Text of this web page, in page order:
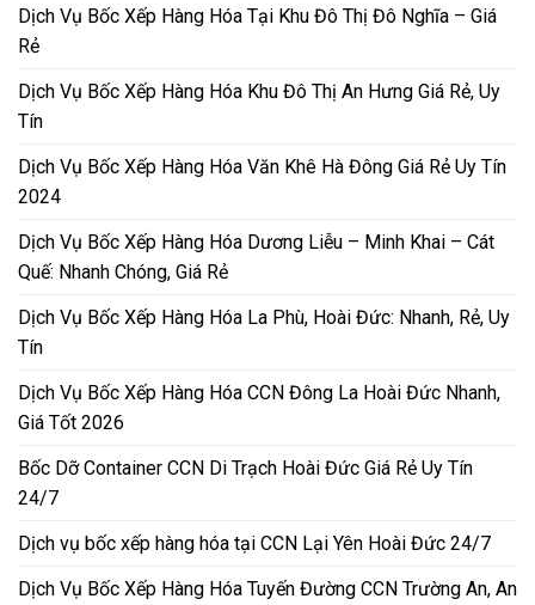
Dịch Vụ Bốc Xếp Hàng Hóa Tại Khu Đô Thị Đô Nghĩa – Giá
Rẻ
Dịch Vụ Bốc Xếp Hàng Hóa Khu Đô Thị An Hưng Giá Rẻ, Uy
Tín
Dịch Vụ Bốc Xếp Hàng Hóa Văn Khê Hà Đông Giá Rẻ Uy Tín
2024
Dịch Vụ Bốc Xếp Hàng Hóa Dương Liễu – Minh Khai – Cát
Quế: Nhanh Chóng, Giá Rẻ
Dịch Vụ Bốc Xếp Hàng Hóa La Phù, Hoài Đức: Nhanh, Rẻ, Uy
Tín
Dịch Vụ Bốc Xếp Hàng Hóa CCN Đông La Hoài Đức Nhanh,
Giá Tốt 2026
Bốc Dỡ Container CCN Di Trạch Hoài Đức Giá Rẻ Uy Tín
24/7
Dịch vụ bốc xếp hàng hóa tại CCN Lại Yên Hoài Đức 24/7
Dịch Vụ Bốc Xếp Hàng Hóa Tuyến Đường CCN Trường An, An